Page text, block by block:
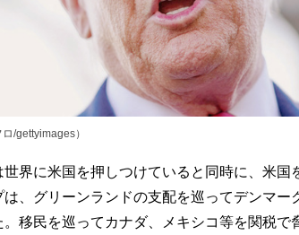
ロ/gettyimages）
界に米国を押しつけていると同時に、米国
は、グリーンランドの支配を巡ってデンマー
移民を巡ってカナダ、メキシコ等を関税で